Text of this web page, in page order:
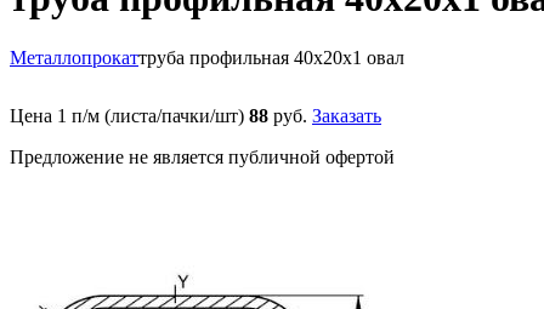
Металлопрокаттруба профильная 40х20х1 овал
Цена 1 п/м (листа/пачки/шт) 88 руб. Заказать
Предложение не является публичной офертой